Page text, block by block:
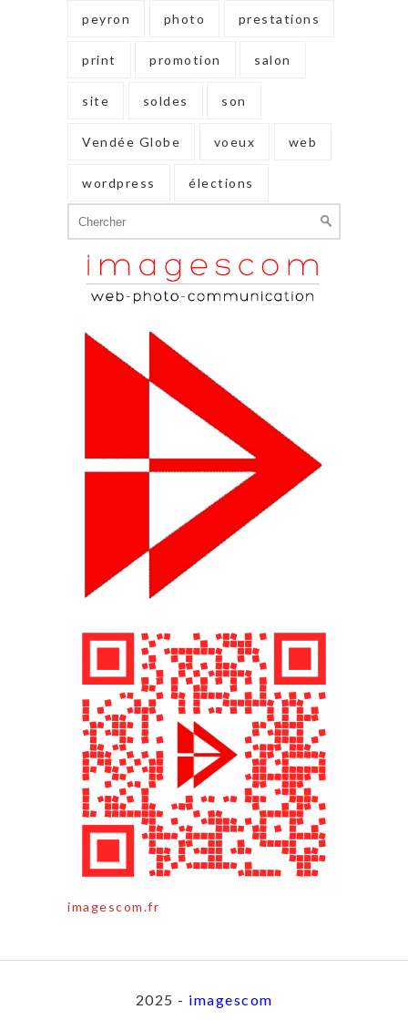
peyron photo prestations
print promotion salon
site soldes son
Vendée Globe voeux web
wordpress
élections
for:
imagescom.fr
2025 - imagescom